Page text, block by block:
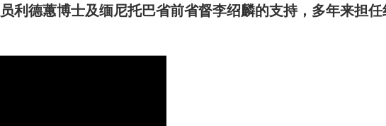
利德蕙博士及缅尼托巴省前省督李绍麟的支持，多年来担